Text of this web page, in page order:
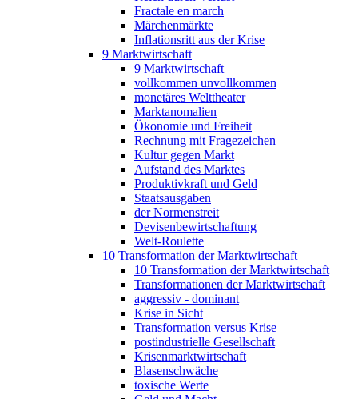
Fractale en march
Märchenmärkte
Inflationsritt aus der Krise
9 Marktwirtschaft
9 Marktwirtschaft
vollkommen unvollkommen
monetäres Welttheater
Marktanomalien
Ökonomie und Freiheit
Rechnung mit Fragezeichen
Kultur gegen Markt
Aufstand des Marktes
Produktivkraft und Geld
Staatsausgaben
der Normenstreit
Devisenbewirtschaftung
Welt-Roulette
10 Transformation der Marktwirtschaft
10 Transformation der Marktwirtschaft
Transformationen der Marktwirtschaft
aggressiv - dominant
Krise in Sicht
Transformation versus Krise
postindustrielle Gesellschaft
Krisenmarktwirtschaft
Blasenschwäche
toxische Werte